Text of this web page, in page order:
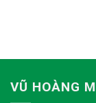
VŨ HOÀNG